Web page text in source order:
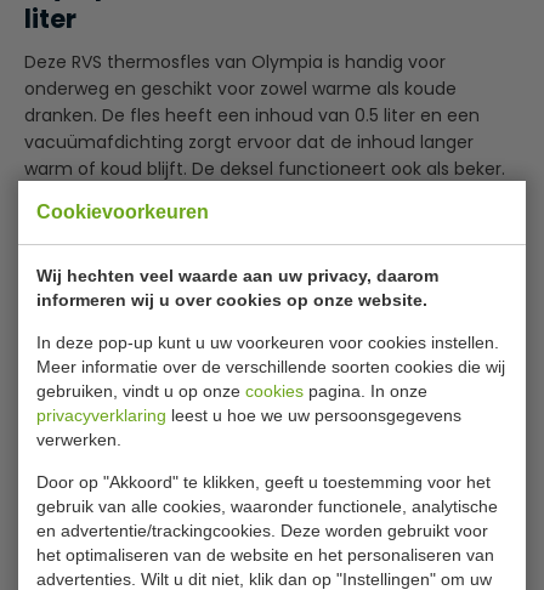
Cookievoorkeuren
Wij hechten veel waarde aan uw privacy, daarom
informeren wij u over cookies op onze website.
In deze pop-up kunt u uw voorkeuren voor cookies instellen.
Meer informatie over de verschillende soorten cookies die wij
gebruiken, vindt u op onze cookies pagina. In onze
privacyverklaring leest u hoe we uw persoonsgegevens
verwerken.
Door op "Akkoord" te klikken, geeft u toestemming voor het
gebruik van alle cookies, waaronder functionele, analytische
en advertentie/trackingcookies. Deze worden gebruikt voor
het optimaliseren van de website en het personaliseren van
advertenties. Wilt u dit niet, klik dan op "Instellingen" om uw
liter
Deze RVS thermosfles van Olympia is handig voor
onderweg en geschikt voor zowel warme als koude
dranken. De fles heeft een inhoud van 0.5 liter en een
vacuümafdichting zorgt ervoor dat de inhoud langer
warm of koud blijft. De deksel functioneert ook als beker.
Geschikt voor warme en koude dranken
Vacuümafdichting
Deksel functioneert ook als beker
Verkrijgbaar in 0,5 of 1Liter
Handleiding
Specificaties
Model
GA695
Inhoud
0.5 liter
Materiaal
RVS